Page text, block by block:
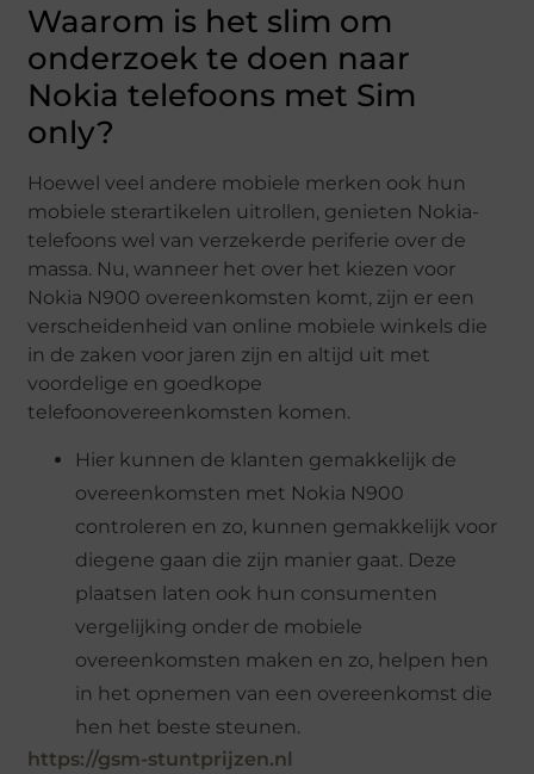
Waarom is het slim om
onderzoek te doen naar
Nokia telefoons met Sim
only?
Hoewel veel andere mobiele merken ook hun
mobiele sterartikelen uitrollen, genieten Nokia-
telefoons wel van verzekerde periferie over de
massa. Nu, wanneer het over het kiezen voor
Nokia N900 overeenkomsten komt, zijn er een
verscheidenheid van online mobiele winkels die
in de zaken voor jaren zijn en altijd uit met
voordelige en goedkope
telefoonovereenkomsten komen.
Hier kunnen de klanten gemakkelijk de
overeenkomsten met Nokia N900
controleren en zo, kunnen gemakkelijk voor
diegene gaan die zijn manier gaat. Deze
plaatsen laten ook hun consumenten
vergelijking onder de mobiele
overeenkomsten maken en zo, helpen hen
in het opnemen van een overeenkomst die
hen het beste steunen.
https://gsm-stuntprijzen.nl